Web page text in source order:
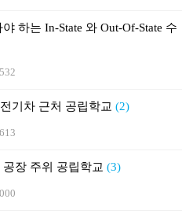
하는 In-State 와 Out-Of-State 수
기차 근처 공립학교 (2)
장 주위 공립학교 (3)